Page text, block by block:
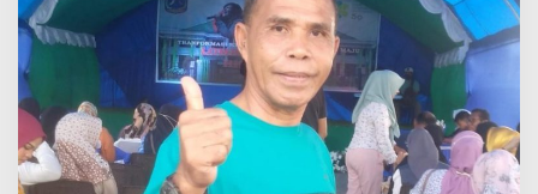
K
N
k
e
-
5
9
D